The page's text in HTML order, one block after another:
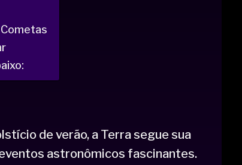
de verão, a Terra segue sua
astronômicos fascinantes.